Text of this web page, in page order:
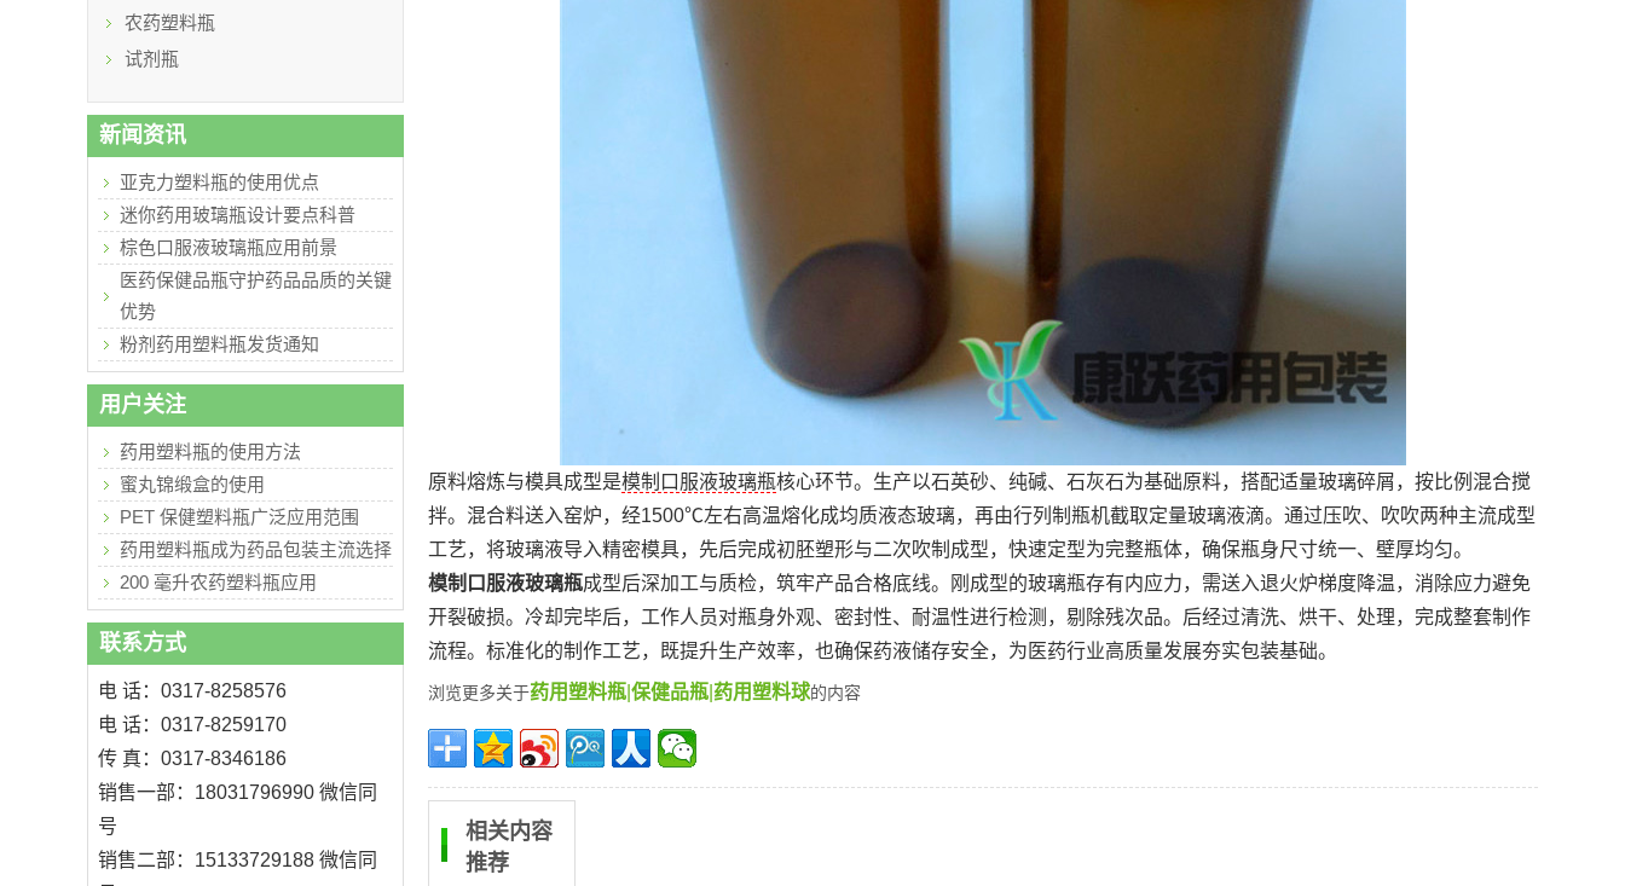
原料熔炼与模具成型是模制口服液玻璃瓶核心环节。生产以石英砂、纯碱、石灰石为基础原料，搭配适量玻璃碎屑，按比例混合搅
拌。混合料送入窑炉，经1500℃左右高温熔化成均质液态玻璃，再由行列制瓶机截取定量玻璃液滴。通过压吹、吹吹两种主流成型
工艺，将玻璃液导入精密模具，先后完成初胚塑形与二次吹制成型，快速定型为完整瓶体，确保瓶身尺寸统一、壁厚均匀。
模制口服液玻璃瓶成型后深加工与质检，筑牢产品合格底线。刚成型的玻璃瓶存有内应力，需送入退火炉梯度降温，消除应力避免
开裂破损。冷却完毕后，工作人员对瓶身外观、密封性、耐温性进行检测，剔除残次品。后经过清洗、烘干、处理，完成整套制作
流程。标准化的制作工艺，既提升生产效率，也确保药液储存安全，为医药行业高质量发展夯实包装基础。
浏览更多关于药用塑料瓶 保健品瓶 药用塑料球的内容
相关内容
推荐
农药塑料瓶
试剂瓶
新闻资讯
亚克力塑料瓶的使用优点
迷你药用玻璃瓶设计要点科普
棕色口服液玻璃瓶应用前景
医药保健品瓶守护药品品质的关键
优势
粉剂药用塑料瓶发货通知
用户关注
药用塑料瓶的使用方法
蜜丸锦缎盒的使用
PET 保健塑料瓶广泛应用范围
药用塑料瓶成为药品包装主流选择
200 毫升农药塑料瓶应用
联系方式
电 话：0317-8258576
电 话：0317-8259170
传 真：0317-8346186
销售一部：18031796990 微信同
号
销售二部：15133729188 微信同